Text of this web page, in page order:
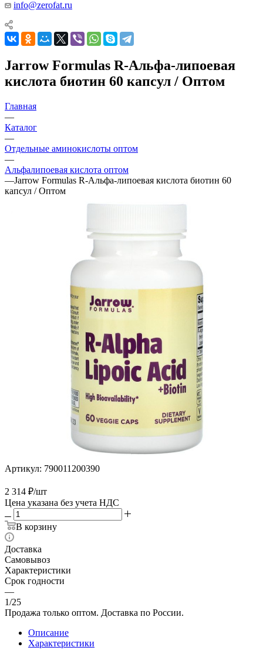
info@zerofat.ru
Jarrow Formulas R-Альфа-липоевая
кислота биотин 60 капсул / Оптом
Главная
—
Каталог
—
Отдельные аминокислоты оптом
—
Альфалипоевая кислота оптом
—Jarrow Formulas R-Альфа-липоевая кислота биотин 60
капсул / Оптом
Артикул: 790011200390
2 314 ₽/шт
Цена указана без учета НДС
В корзину
Доставка
Самовывоз
Характеристики
Срок годности
—
1/25
Продажа только оптом. Доставка по России.
Описание
Характеристики